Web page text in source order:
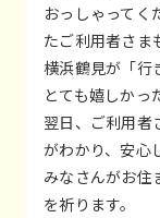
おっしゃってく
たご利用者さま
横浜鶴見が「行
とても嬉しかっ
翌日、ご利用者
がわかり、安心
みなさんがお住
を祈ります。